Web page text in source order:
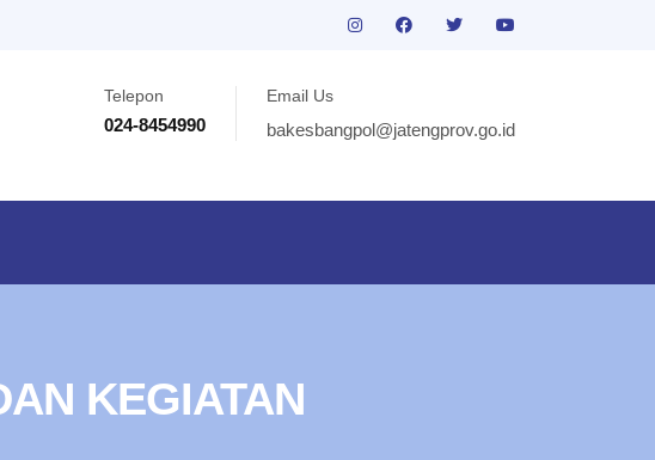
Telepon
024-8454990
Email Us
bakesbangpol@jatengprov.go.id
KEGIATAN